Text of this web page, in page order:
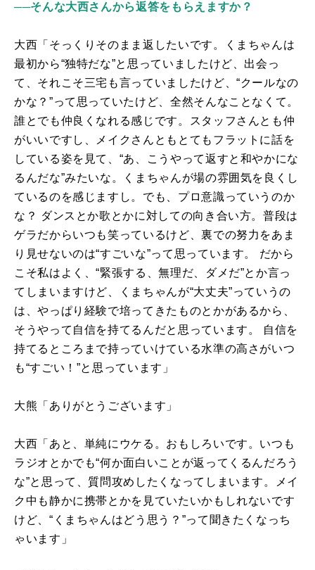
──そんな大西さんから返答をもらえますか？
大西「そっくりそのまま返したいです。くまちゃんは
最初から“独特だな”と思っていましたけど、出会っ
て、それこそ三宅も言っていましたけど、“クールなの
かな？”って思っていたけど、全然そんなことなくて。
誰とでも仲良くなれる感じです。スタッフさんとも仲
がいいですし、メイクさんともとてもフラットに話を
している姿を見て、“あ、こうやって返すと和やかにな
るんだな”みたいな。くまちゃんが場の雰囲気を良くし
ているのを感じますし。でも、プロ意識っていうのか
な？ ダンスとか歌とかに対しての向き合い方。普段は
ゲラだからいつも笑っているけど、裏での努力をあま
り見せないのは“すごいな”って思っています。 だから
こそ私はよく、“緊張する、無理だ、ダメだ”とか言っ
てしまいますけど、くまちゃんが“大丈夫”っていうの
は、やっぱり経験で培ってきたものとかがあるから、
そうやって自信を持てるんだと思っています。 自信を
持てるところまで持っていけている水準の高さがいつ
も“すごい！”と思っています」
大熊「ありがとうございます」
大西「あと、単純にウケる。おもしろいです。いつも
ラジオとかでも“何か面白いことが返ってくるんだろう
な”と思って、質問攻めしたくなってしまいます。メイ
ク中も静かに携帯とかを見ていたいかもしれないです
けど、“くまちゃんはどう思う？”って聞きたくなっち
ゃいます」